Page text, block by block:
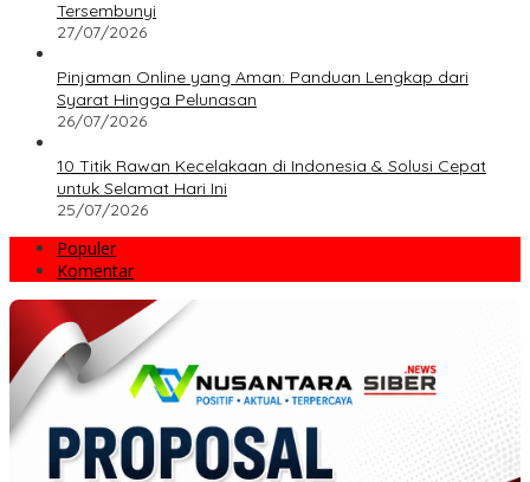
Tersembunyi
27/07/2026
Pinjaman Online yang Aman: Panduan Lengkap dari
Syarat Hingga Pelunasan
26/07/2026
10 Titik Rawan Kecelakaan di Indonesia & Solusi Cepat
untuk Selamat Hari Ini
25/07/2026
Populer
Komentar